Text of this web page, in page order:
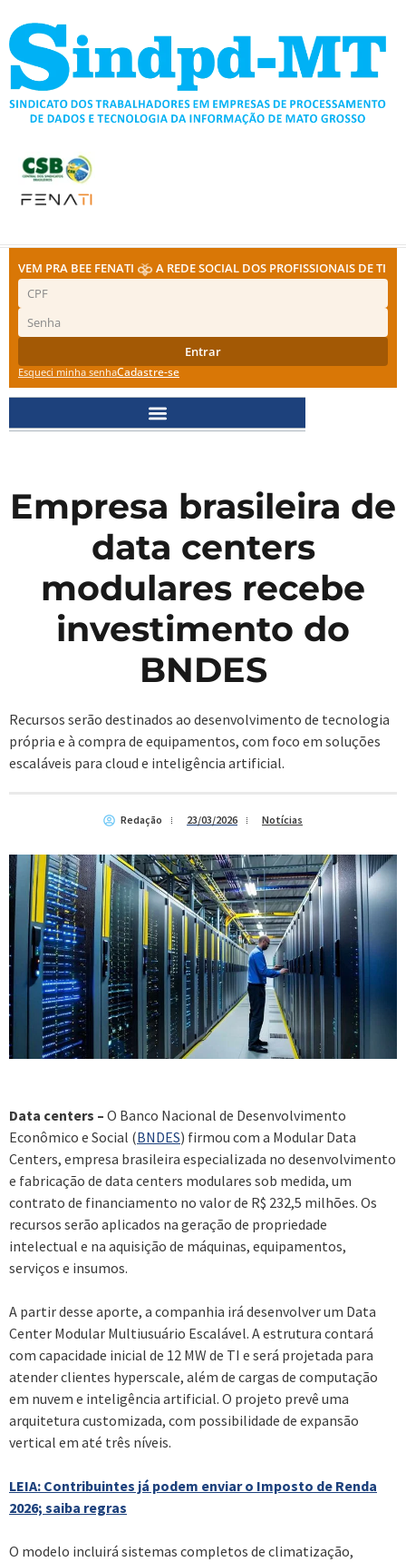
para
conteúdo
VEM PRA BEE FENATI A REDE SOCIAL DOS PROFISSIONAIS DE TI
Entrar
Esqueci minha senhaCadastre-se
Empresa brasileira de
data centers
modulares recebe
investimento do
BNDES
Recursos serão destinados ao desenvolvimento de tecnologia
própria e à compra de equipamentos, com foco em soluções
escaláveis para cloud e inteligência artificial.
Redação 23/03/2026 Notícias
Data centers – O Banco Nacional de Desenvolvimento
Econômico e Social (BNDES) firmou com a Modular Data
Centers, empresa brasileira especializada no desenvolvimento
e fabricação de data centers modulares sob medida, um
contrato de financiamento no valor de R$ 232,5 milhões. Os
recursos serão aplicados na geração de propriedade
intelectual e na aquisição de máquinas, equipamentos,
serviços e insumos.
A partir desse aporte, a companhia irá desenvolver um Data
Center Modular Multiusuário Escalável. A estrutura contará
com capacidade inicial de 12 MW de TI e será projetada para
atender clientes hyperscale, além de cargas de computação
em nuvem e inteligência artificial. O projeto prevê uma
arquitetura customizada, com possibilidade de expansão
vertical em até três níveis.
LEIA: Contribuintes já podem enviar o Imposto de Renda
2026; saiba regras
O modelo incluirá sistemas completos de climatização,